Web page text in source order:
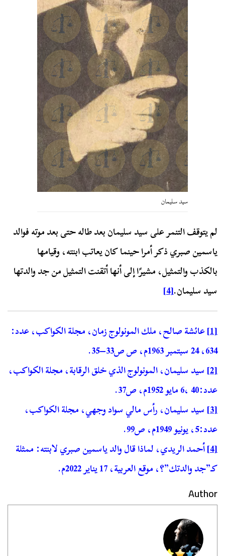
سيد سليمان
لم يتوقف التنمر على سيد سليمان بعد طاله حتى بعد موته فوالد
ياسمين صبري ذكر أمرا حينما كان يعاتب ابنته، وقيامها
بالكذب والتمثيل، مشيرًا إلى أنها أتقنت التمثيل من جد والدتها
سيد سليمان.[4]
[1] عائشة صالح، ملك المونولوج زمان، مجلة الكواكب، عدد:
634، 24 سبتمبر 1963م، ص ص33–35.
[2] سيد سليمان، المونولوج الذي خلق الرقابة، مجلة الكواكب،
عدد:40 ،6 مايو 1952م، ص37.
[3] سيد سليمان، رأس مالي سواد وجهي، مجلة الكواكب،
عدد:5، يونيو 1949م، ص99.
[4] أحمد الريدي، لماذا قال والد ياسمين صبري لابنته: ممثلة
كـ”جد والدتك”؟، موقع العربية، 17 يناير 2022م.
Author